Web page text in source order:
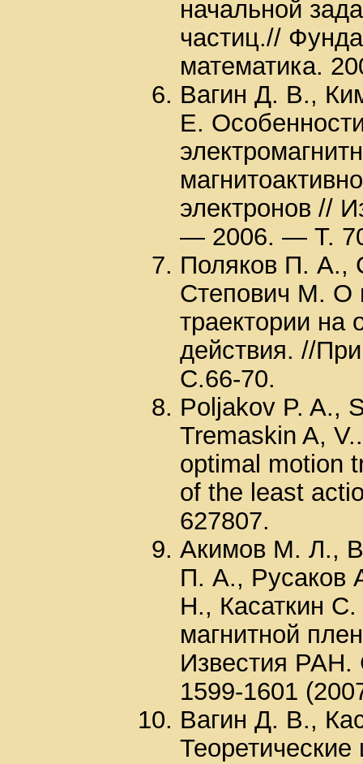
начальной
частиц.//
математика.
Вагин Д. В.,
Е.
электронов //
— 2006. — Т.
Поляков П. А.,
Степович М. О
траектории на
действия. //
С.66-70.
Poljakov P. A.,
Tremaskin A,
optimal motion
of the least
627807.
Акимов М. Л.,
П. А., Русаков
Н., Касаткин
магнитной
Известия РАН.
1599-1601
Вагин Д. В.,